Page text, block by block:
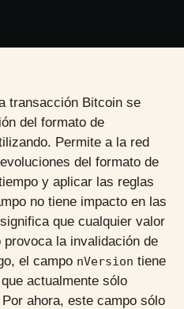
transacción Bitcoin se
del formato de
Permite a la red
del formato de
y aplicar las reglas
no tiene impacto en las
que cualquier valor
la invalidación de
el campo nVersion tiene
actualmente sólo
Por ahora, este campo sólo